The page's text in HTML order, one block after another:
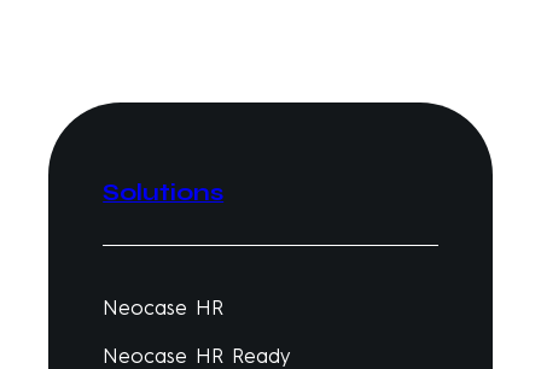
Solutions
Neocase HR
Neocase HR Ready